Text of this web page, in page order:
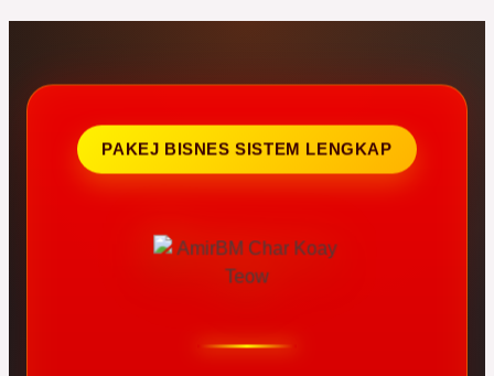
PAKEJ BISNES SISTEM LENGKAP